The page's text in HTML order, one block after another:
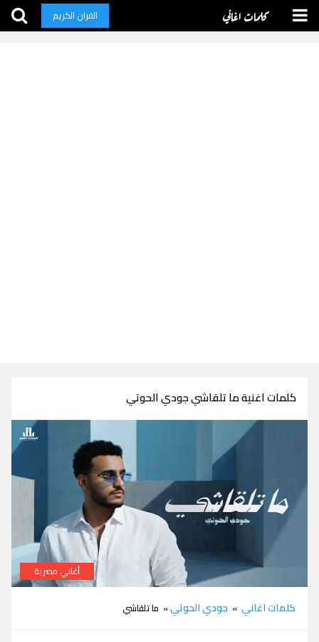
كلمات اغاني القران الكريم
كلمات اغنية ما تلقاشي جودي الحوتي
أغاني مصرية
كلمات اغاني » جودي الحوتي» ما تلقاشي